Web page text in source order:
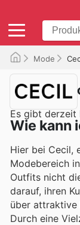
Mode
Es gibt derzeit
Wie kann
Hier bei Cecil,
Modebereich
Outfits nicht
darauf, ihren
über attraktive
Durch eine